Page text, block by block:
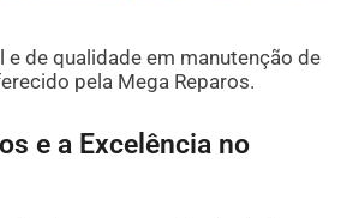
de qualidade em manutenção de
pela Mega Reparos.
e a Excelência no